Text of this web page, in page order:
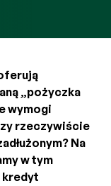
„pożyczka
wymogi
rzeczywiście
Na
w tym
kredyt